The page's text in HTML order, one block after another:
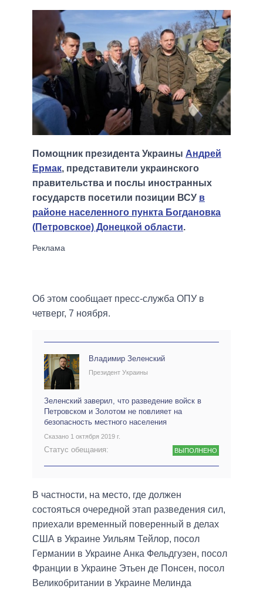
Помощник президента Украины Андрей
Ермак, представители украинского
правительства и послы иностранных
государств посетили позиции ВСУ в
районе населенного пункта Богдановка
(Петровское) Донецкой области.
Об этом сообщает пресс-служба ОПУ в
четверг, 7 ноября.
Владимир Зеленский
Президент Украины
Зеленский заверил, что разведение войск в
Петровском и Золотом не повлияет на
безопасность местного населения
Сказано 1 октября 2019 г.
Статус обещания: ВЫПОЛНЕНО
В частности, на место, где должен
состояться очередной этап разведения сил,
приехали временный поверенный в делах
США в Украине Уильям Тейлор, посол
Германии в Украине Анка Фельдгузен, посол
Франции в Украине Этьен де Понсен, посол
Великобритании в Украине Мелинда